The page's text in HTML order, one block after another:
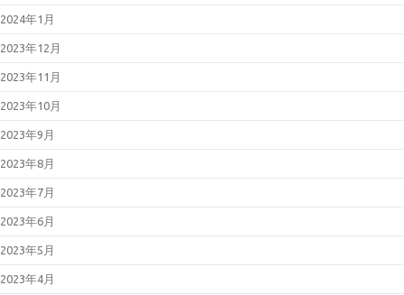
2024年1月
2023年12月
2023年11月
2023年10月
2023年9月
2023年8月
2023年7月
2023年6月
2023年5月
2023年4月